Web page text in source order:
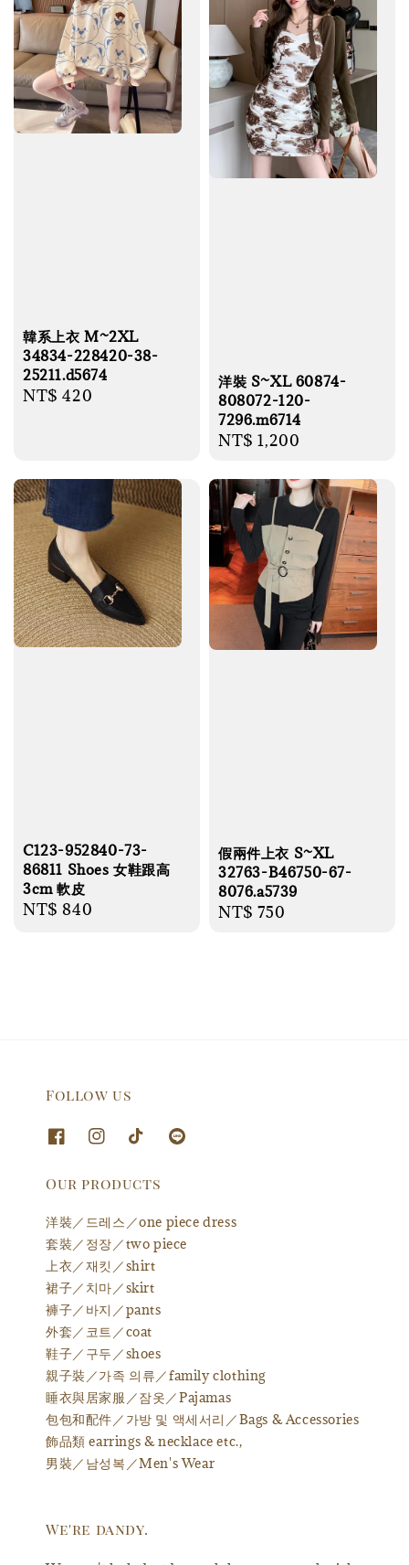
韓系上衣 M~2XL
34834-228420-38-
25211.d5674
Regular
NT$ 420
洋裝 S~XL 60874-
808072-120-
7296.m6714
Regular
NT$ 1,200
C123-952840-73-
86811 Shoes 女鞋跟高
3cm 軟皮
Regular
NT$ 840
假兩件上衣 S~XL
32763-B46750-67-
8076.a5739
Regular
NT$ 750
Follow us
Our products
洋裝／드레스／one piece dress
套裝／정장／two piece
上衣／재킷／shirt
裙子／치마／skirt
褲子／바지／pants
外套／코트／coat
鞋子／구두／shoes
親子裝／가족 의류／family clothing
睡衣與居家服／잠옷／Pajamas
包包和配件／가방 및 액세서리／Bags & Accessories
飾品類 earrings & necklace etc.,
男裝／남성복／Men's Wear
We're dandy.